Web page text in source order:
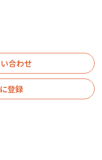
合わせ
登録